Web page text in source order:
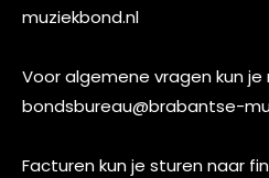
muziekbond.nl
Voor algemene vragen kun je
bondsbureau@brabantse-
Facturen kun je sturen naar